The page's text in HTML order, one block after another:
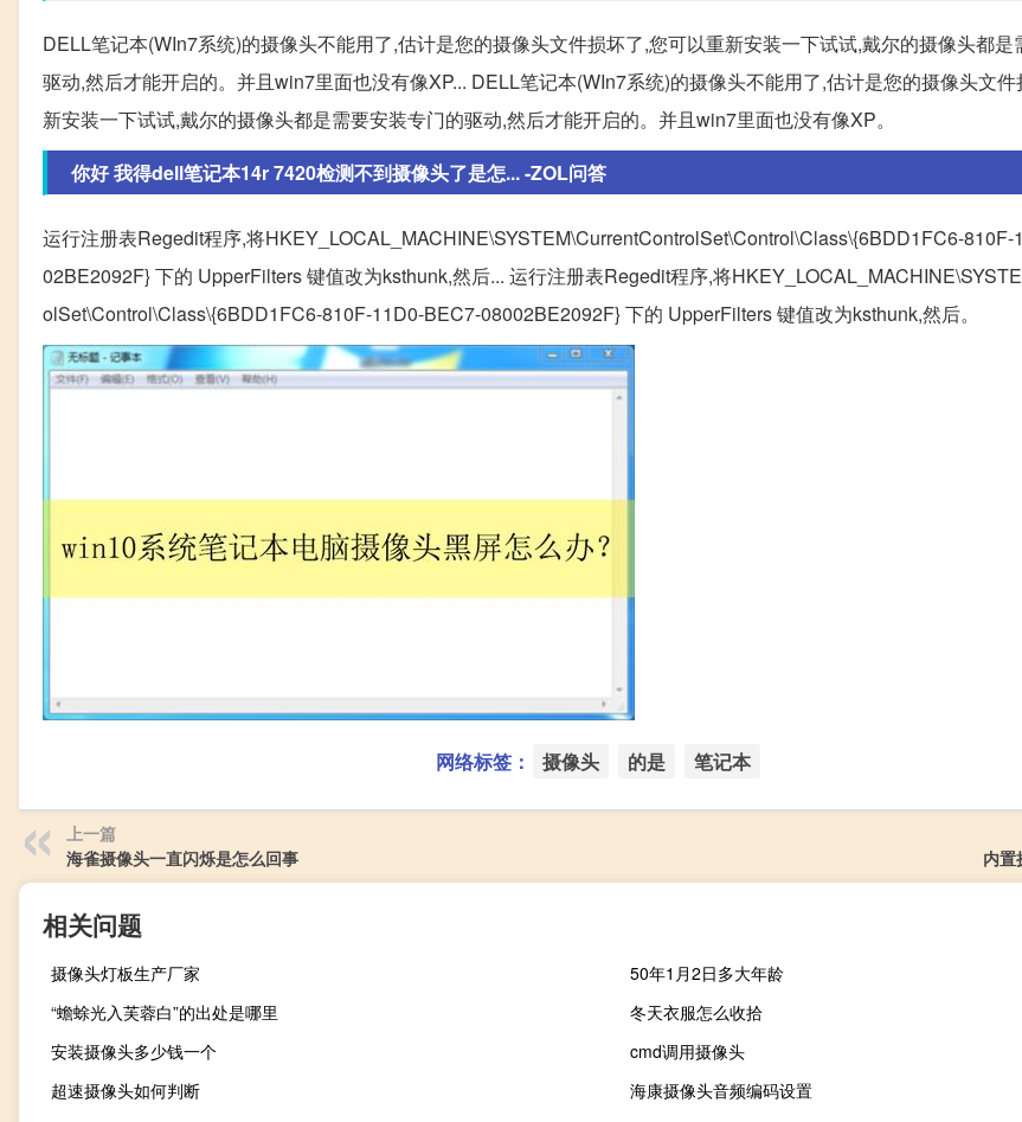
DELL笔记本(WIn7系统)的摄像头不能用了,估计是您的摄像头文件损坏了,您可以重新安装一下试试,戴尔的摄像头都是
驱动,然后才能开启的。并且win7里面也没有像XP... DELL笔记本(WIn7系统)的摄像头不能用了,估计是您的摄像头文
新安装一下试试,戴尔的摄像头都是需要安装专门的驱动,然后才能开启的。并且win7里面也没有像XP。
你好 我得dell笔记本14r 7420检测不到摄像头了是怎... -ZOL问答
运行注册表Regedit程序,将HKEY_LOCAL_MACHINE\SYSTEM\CurrentControlSet\Control\Class\{6BDD1FC6-810F-
02BE2092F} 下的 UpperFilters 键值改为ksthunk,然后... 运行注册表Regedit程序,将
olSet\Control\Class\{6BDD1FC6-810F-11D0-BEC7-08002BE2092F} 下的 UpperFilters 键值改为ksthunk,然后。
网络标签： 摄像头 的是 笔记本
上一篇
海雀摄像头一直闪烁是怎么回事
内置
相关问题
摄像头灯板生产厂家
50年1月2日多大年龄
“蟾蜍光入芙蓉白”的出处是哪里
冬天衣服怎么收拾
安装摄像头多少钱一个
cmd调用摄像头
超速摄像头如何判断
海康摄像头音频编码设置